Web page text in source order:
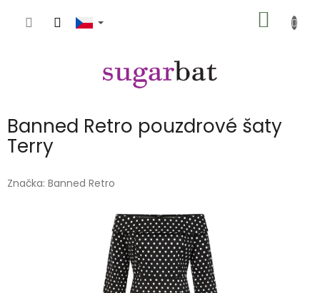
KOŠÍK
Banned Retro pouzdrové šaty
Terry
Značka: Banned Retro